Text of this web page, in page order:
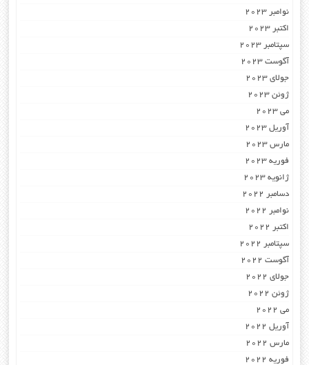
نوامبر 2023
اکتبر 2023
سپتامبر 2023
آگوست 2023
جولای 2023
ژوئن 2023
می 2023
آوریل 2023
مارس 2023
فوریه 2023
ژانویه 2023
دسامبر 2022
نوامبر 2022
اکتبر 2022
سپتامبر 2022
آگوست 2022
جولای 2022
ژوئن 2022
می 2022
آوریل 2022
مارس 2022
فوریه 2022